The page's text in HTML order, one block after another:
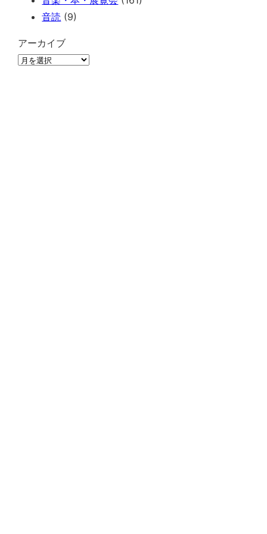
音読 (9)
アーカイブ